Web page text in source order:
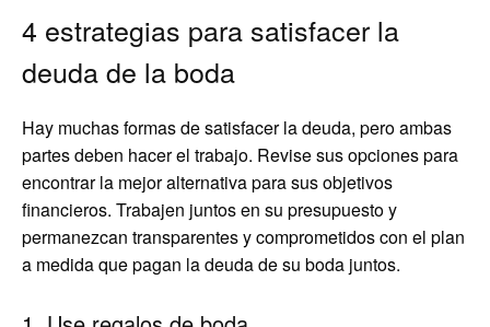
4 estrategias para satisfacer la
deuda de la boda
Hay muchas formas de satisfacer la deuda, pero ambas
partes deben hacer el trabajo. Revise sus opciones para
encontrar la mejor alternativa para sus objetivos
financieros. Trabajen juntos en su presupuesto y
permanezcan transparentes y comprometidos con el plan
a medida que pagan la deuda de su boda juntos.